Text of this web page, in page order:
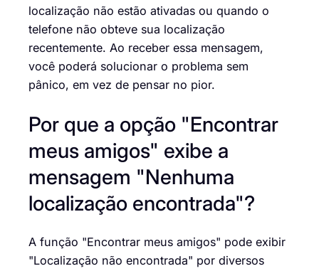
localização não estão ativadas ou quando o
telefone não obteve sua localização
recentemente. Ao receber essa mensagem,
você poderá solucionar o problema sem
pânico, em vez de pensar no pior.
Por que a opção "Encontrar
meus amigos" exibe a
mensagem "Nenhuma
localização encontrada"?
A função "Encontrar meus amigos" pode exibir
"Localização não encontrada" por diversos